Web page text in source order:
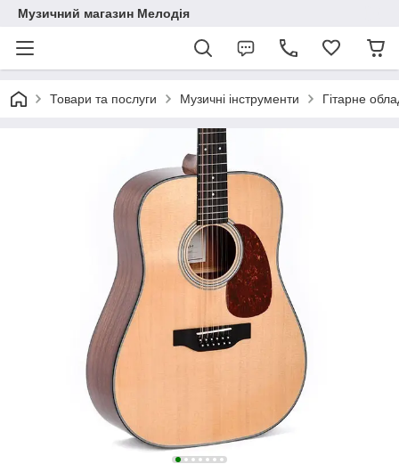
Музичний магазин Мелодія
Товари та послуги Музичні інструменти Гітарне